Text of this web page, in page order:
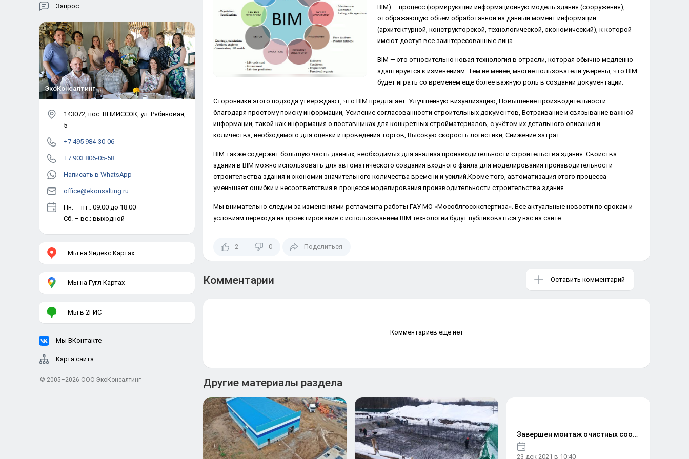
BIM) – процесс формирующий информационную модель здания (сооружения),
отображающую объем обработанной на данный момент информации
(архитектурной, конструкторской, технологической, экономический), к которой
имеют доступ все заинтересованные лица.
BIM — это относительно новая технология в отрасли, которая обычно медленно
адаптируется к изменениям. Тем не менее, многие пользователи уверены, что BIM
будет играть со временем ещё более важную роль в создании документации.
Сторонники этого подхода утверждают, что BIM предлагает: Улучшенную визуализацию, Повышение производительности
благодаря простому поиску информации, Усиление согласованности строительных документов, Встраивание и связывание важной
информации, такой как информация о поставщиках для конкретных стройматериалов, с учётом их детального описания и
количества, необходимого для оценки и проведения торгов, Высокую скорость логистики, Снижение затрат.
BIM также содержит большую часть данных, необходимых для анализа производительности строительства здания. Свойства
здания в BIM можно использовать для автоматического создания входного файла для моделирования производительности
строительства здания и экономии значительного количества времени и усилий.Кроме того, автоматизация этого процесса
уменьшает ошибки и несоответствия в процессе моделирования производительности строительства здания.
Мы внимательно следим за изменениями регламента работы ГАУ МО «Мособлгосэкспертиза». Все актуальные новости по срокам и
условиям перехода на проектирование с использованием BIM технологий будут публиковаться у нас на сайте.
2 0 Поделиться
Комментарии Оставить комментарий
Комментариев ещё нет
Другие материалы раздела
Завершен монтаж очистных сооружений ливневых сточных вод для поселка «Изумрудная долина»
23 дек 2021 в 10:40
Ремонт и модернизация
Проект НДС
Разработка проекта ПДВ
Наружные инженерные сети
Дисковые фильтры
Механическая очистка воды
Канализационные насосные станции
Модульные очистные сооружения
Аэраторы
Насосы
«Ступенчатый» процесс
«Карусельный» процесс
Процесс А2/О
Процесс MUCT
Технология BIOCOS
Запрос
ЭкоКонсалтинг
143072, пос. ВНИИССОК, ул. Рябиновая,
5
+7 495 984-30-06
+7 903 806-05-58
Написать в WhatsApp
office@ekonsalting.ru
Пн. – пт.: 09:00 до 18:00
Сб. – вс.: выходной
Мы на Яндекс Картах
Мы на Гугл Картах
Мы в 2ГИС
Мы ВКонтакте
Карта сайта
© 2005–2026 ООО ЭкоКонсалтинг